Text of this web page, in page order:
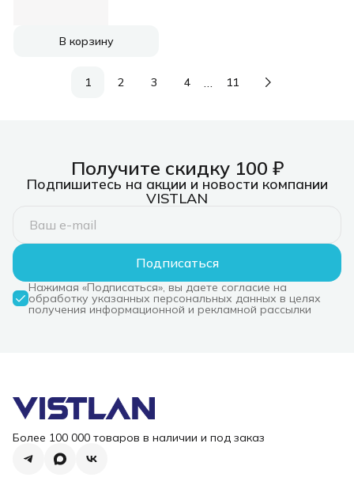
В корзину
1 2 3 4 … 11
Получите скидку 100 ₽
Подпишитесь на акции и новости компании
VISTLAN
Подписаться
Нажимая «Подписаться», вы даете согласие на
обработку указанных персональных данных в целях
получения информационной и рекламной рассылки
Более 100 000 товаров в наличии и под заказ